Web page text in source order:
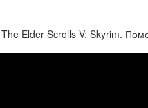
Elder Scrolls V: Skyrim.